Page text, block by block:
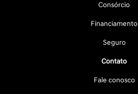
Consórcio
Financiamento
Seguro
Contato
Fale conosco